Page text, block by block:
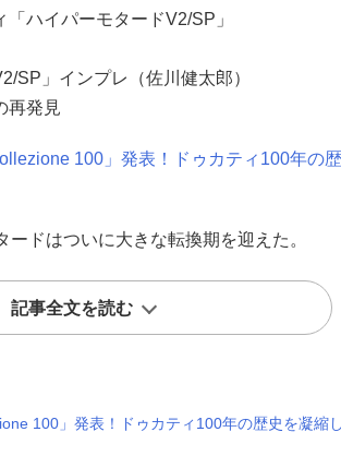
ハイパーモタードV2/SP」
SP」インプレ（佐川健太郎）
再発見
100」発表！ドゥカティ100年の
ドはついに大きな転換期を迎えた。
記事全文を読む
100」発表！ドゥカティ100年の歴史を凝縮